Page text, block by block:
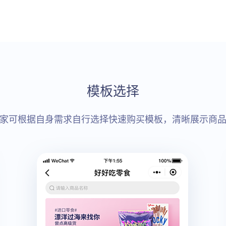
模板选择
可根据自身需求自行选择快速购买模板，清晰展示商